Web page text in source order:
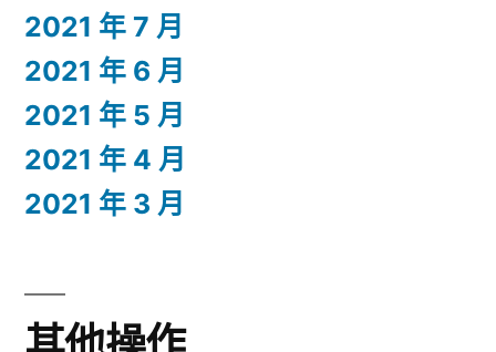
2021 年 7 月
2021 年 6 月
2021 年 5 月
2021 年 4 月
2021 年 3 月